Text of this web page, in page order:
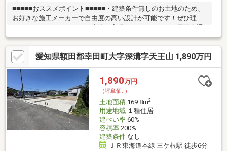
■■■■■おススメポイント■■■■■・建築条件無しのお土地のため、
お好きな施工メーカーで自由度の高い設計が可能です！ぜひ理想
のマイホームをこちらのお土地で実現させましょう！・周辺交通
量が少ないため、騒音や振動の軽減、安全性の向上のメリット等
がございます！・閑静な住宅街ですが市街地が近いため、休日に
はご家族で外出もお気軽にたのしむことができます！■■■■■周辺
環境■■■■■・深溝小学校まで約683ｍ、徒歩約9分・南部中学校ま
で約1500ｍ、徒歩約19分・ローソン幸田上天白店まで約414ｍ、
徒歩約6分・ＪＡあいち三河深溝まで約184ｍ、徒歩約3分
愛知県額田郡幸田町大字深溝字天王山 1,890万円
1,890万円
（坪単価:-）
土地面積169.8m2
用途地域１種住居
建ぺい率60%
容積率200%
建築条件なし
ＪＲ東海道本線 三ケ根駅 徒歩6分